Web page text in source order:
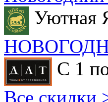
Уютная
С 1
Все скидки